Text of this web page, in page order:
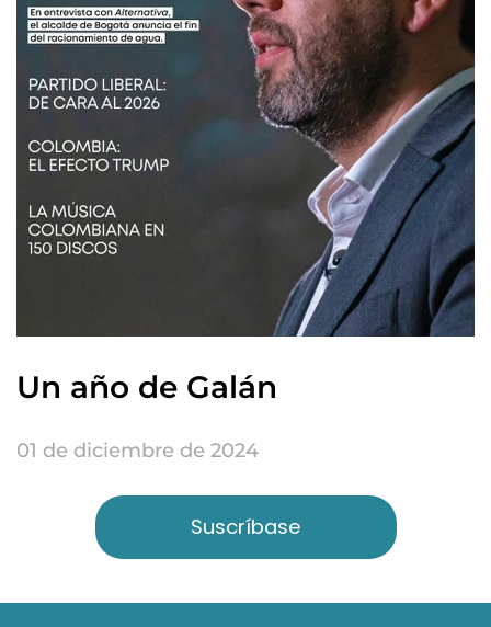
Un año de Galán
01 de diciembre de 2024
Suscríbase